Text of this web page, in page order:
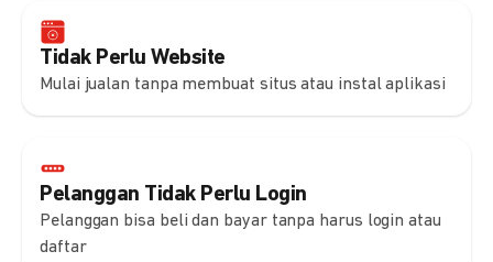
Tidak Perlu Website
Mulai jualan tanpa membuat situs atau instal aplikasi
Pelanggan Tidak Perlu Login
Pelanggan bisa beli dan bayar tanpa harus login atau
daftar